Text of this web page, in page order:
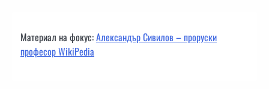
Материал на фокус:Александър Сивилов – проруски
професор WikiPedia